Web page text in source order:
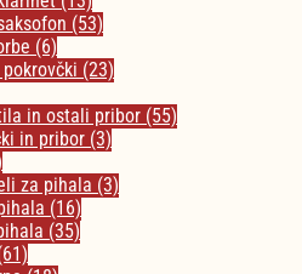
(53)
(6)
(23)
in ostali pribor (55)
in pribor (3)
za pihala (3)
(16)
(35)